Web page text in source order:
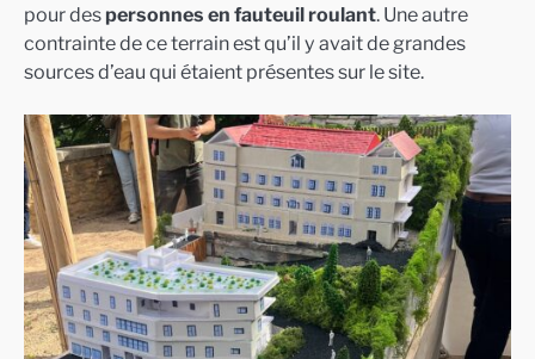
pour des personnes en fauteuil roulant. Une autre
contrainte de ce terrain est qu’il y avait de grandes
sources d’eau qui étaient présentes sur le site.